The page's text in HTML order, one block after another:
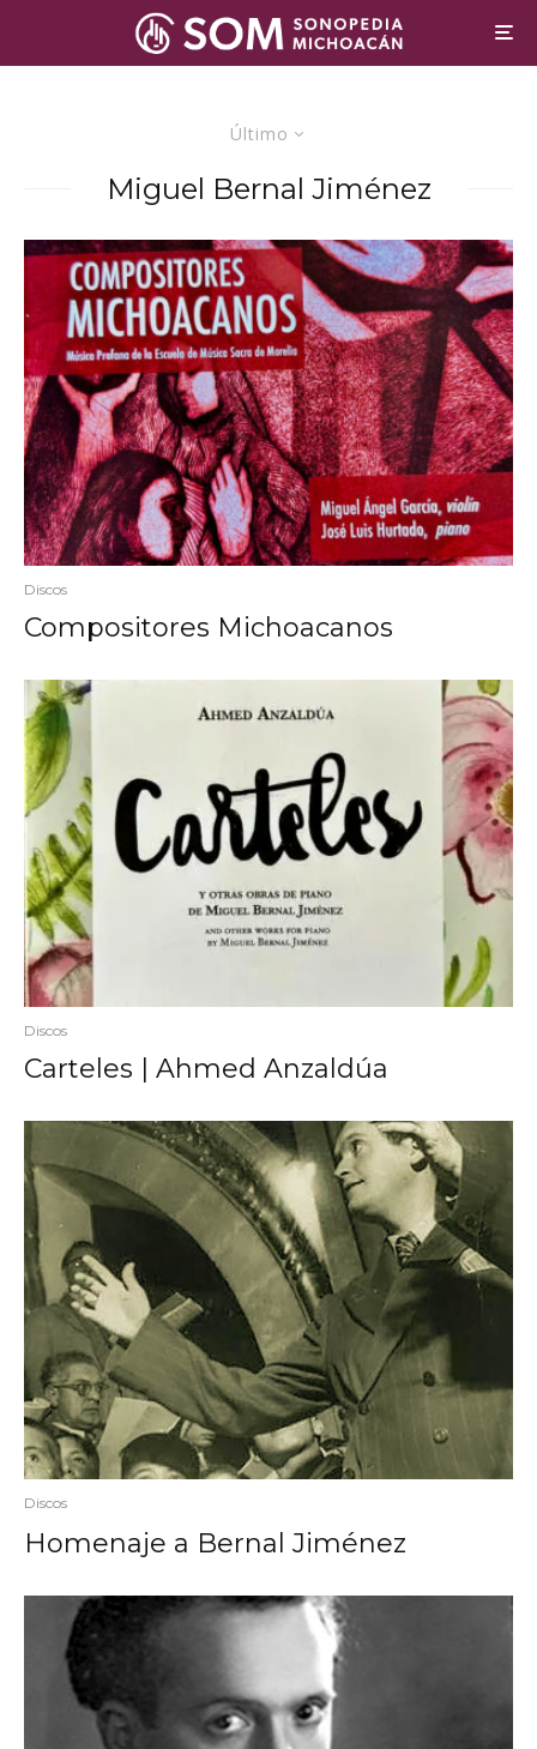
Último
Miguel Bernal Jiménez
Discos
Compositores Michoacanos
Discos
Carteles | Ahmed Anzaldúa
Discos
Homenaje a Bernal Jiménez